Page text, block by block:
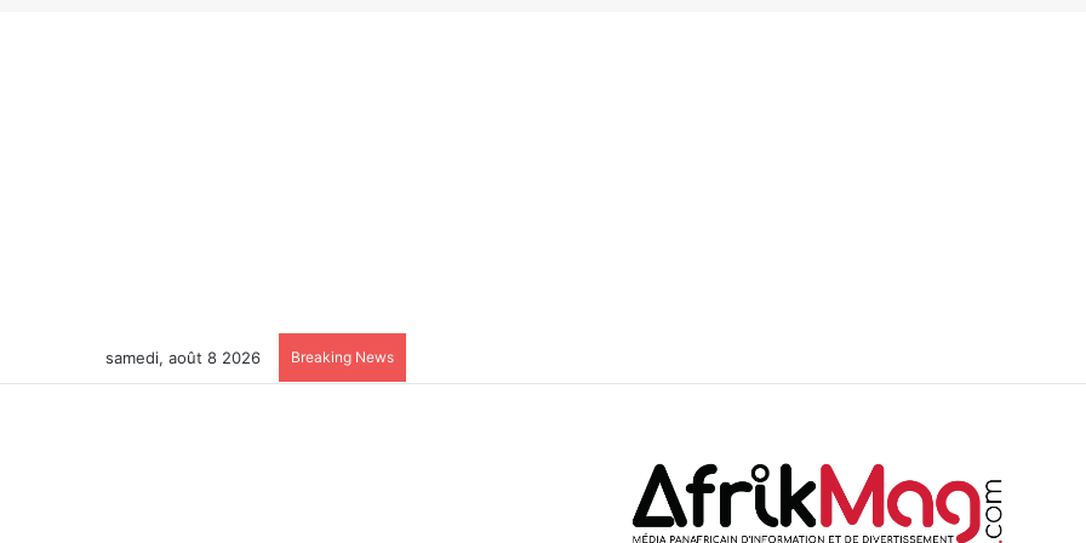
samedi, août 8 2026 Breaking News